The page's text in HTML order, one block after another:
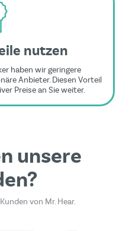
nutzen
haben wir geringere
Anbieter. Diesen Vorteil
Preise an Sie weiter.
unsere
von Mr. Hear.